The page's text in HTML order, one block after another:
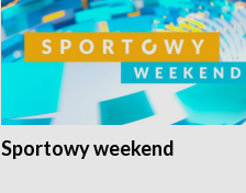
Sportowy weekend